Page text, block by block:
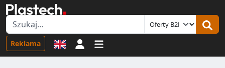
Reklama Logowanie